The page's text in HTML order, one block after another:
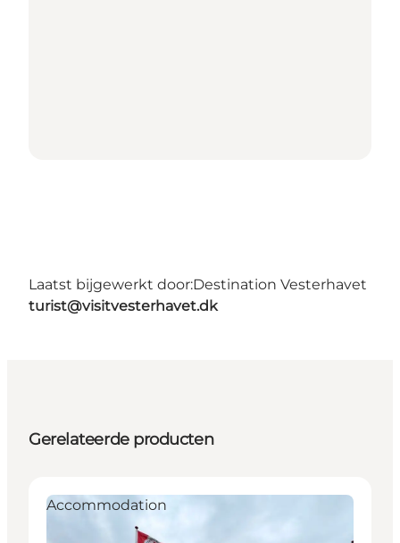
Laatst bijgewerkt door:Destination Vesterhavet
turist@visitvesterhavet.dk
Gerelateerde producten
Accommodation